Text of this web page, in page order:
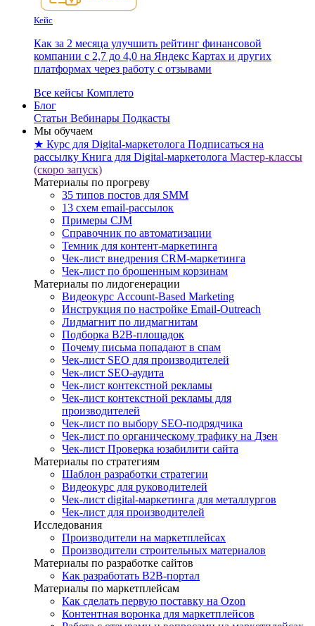
Кейс
Как за 2 месяца улучшить рейтинг финансовой
компании с 2,7 до 4,0 на Яндекс Картах и других
платформах через работу с отзывами
Все кейсы Комплето
Блог
Статьи Вебинары Подкасты
Мы обучаем
★ Курс для Digital-маркетолога Подписаться на
рассылку Книга для Digital-маркетолога Мастер-классы
(скоро запуск)
Материалы по прогреву
35 типов постов для SMM
13 схем email-рассылок
Примеры CJM
Справочник по автоматизации
Темник для контент-маркетинга
Чек-лист внедрения CRM-маркетинга
Чек-лист по брошенным корзинам
Материалы по лидогенерации
Видеокурс Account-Based Marketing
Инструкция по настройке Email-Outreach
Лидмагнит по лидмагнитам
Подборка B2B-площадок
Почему письма попадают в спам
Чек-лист SEO для производителей
Чек-лист SEO-аудита
Чек-лист контекстной рекламы
Чек-лист контекстной рекламы для
производителей
Чек-лист по выбору SEO-подрядчика
Чек-лист по органическому трафику на Дзен
Чек-лист Проверка юзабилити сайта
Материалы по стратегиям
Шаблон разработки стратегии
Видеокурс для руководителей
Чек-лист digital-маркетинга для металлургов
Чек-лист для производителей
Исследования
Производители на маркетплейсах
Производители строительных материалов
Материалы по разработке сайтов
Как разработать B2B-портал
Материалы по маркетплейсам
Как сделать первую поставку на Ozon
Контентная воронка для маркетплейсов